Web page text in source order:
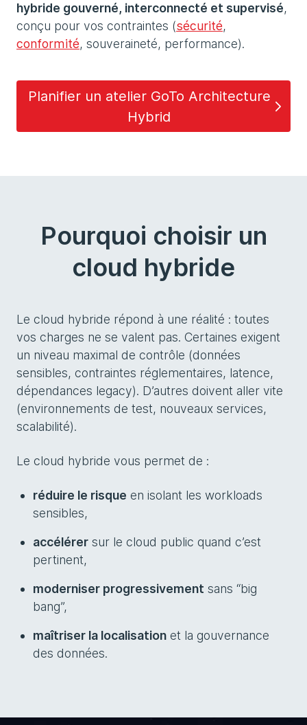
hybride gouverné, interconnecté et supervisé,
conçu pour vos contraintes (sécurité,
conformité, souveraineté, performance).
Planifier un atelier GoTo Architecture
Hybrid
Pourquoi choisir un
cloud hybride
Le cloud hybride répond à une réalité : toutes
vos charges ne se valent pas. Certaines exigent
un niveau maximal de contrôle (données
sensibles, contraintes réglementaires, latence,
dépendances legacy). D’autres doivent aller vite
(environnements de test, nouveaux services,
scalabilité).
Le cloud hybride vous permet de :
réduire le risque en isolant les workloads
sensibles,
accélérer sur le cloud public quand c’est
pertinent,
moderniser progressivement sans “big
bang”,
maîtriser la localisation et la gouvernance
des données.